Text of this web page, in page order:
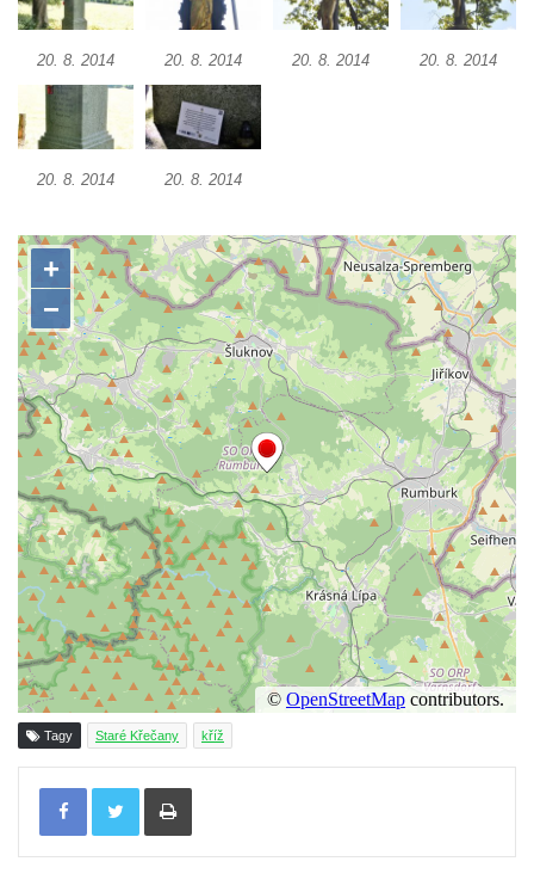
Centrální kříž bývalého hřbitova v Horním
Chlumu
Kříž jižně od Prysku
Boží muka svatého Floriána v Mezné
Kříž u kostela Zvěstování Panny Marie v
Duchcově
Údajný kříž před kostelem svatých Petra a
Pavla v Jeníkově
Kříž na návsi v Jeníkově
Kříž na křižovatce v Teplické ulici v Lahošti
Kříž U Pěti lip na pastvině severovýchodně
od Mikulášovic
Kříž na rozcestí u domu čp. 123 v
Mikulášovicích
Wäberův kříž v zahradě domu čp. 184 v
Mikulášovicích
Kříž na louce v horních Mikulášovicích
Posteltův kříž naproti domu ev.č. 29 v
Mikulášovicích
Mikulášovicích
Kříž manželů Endlerových u továrního
objektu v Mikulášovicích
20. 8. 2014 20. 8. 2014 20. 8. 2014 20. 8. 2014
20. 8. 2014 20. 8. 2014
Tagy Staré Křečany kříž
Tisknout